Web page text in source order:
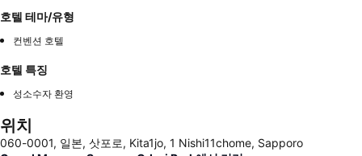
호텔 테마/유형
컨벤션 호텔
호텔 특징
성소수자 환영
위치
060-0001, 일본, 삿포로, Kita1jo, 1 Nishi11chome, Sapporo